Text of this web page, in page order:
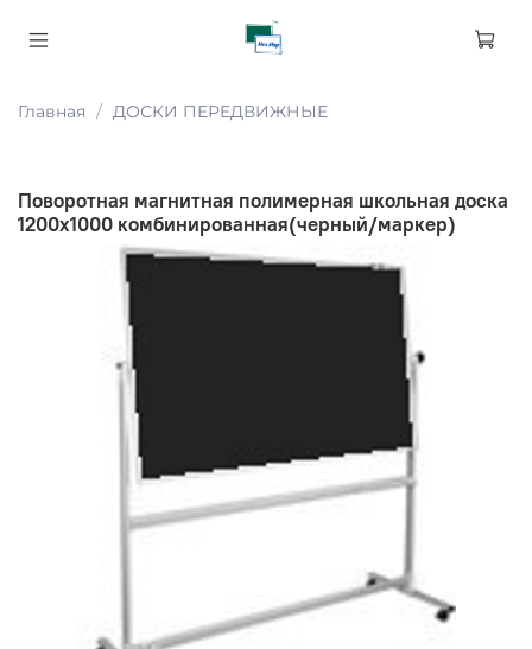
Главная ДОСКИ ПЕРЕДВИЖНЫЕ
Поворотная магнитная полимерная школьная доска
1200х1000 комбинированная(черный/маркер)